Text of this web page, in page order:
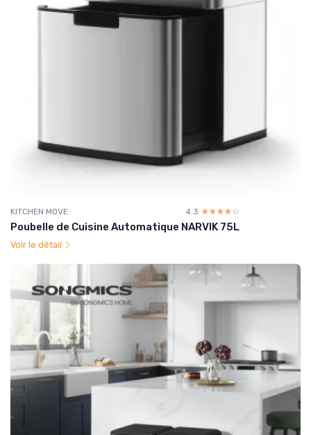
KITCHEN MOVE 4.3 ☆☆☆☆☆
★★★★★
Poubelle de Cuisine Automatique NARVIK 75L
Voir le détail